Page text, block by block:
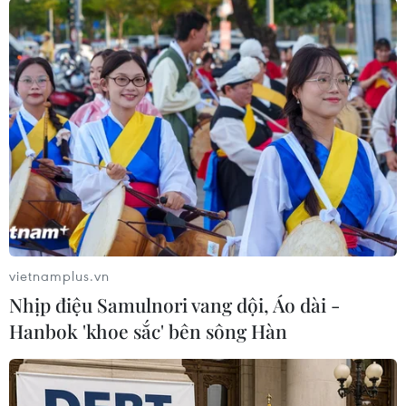
cứu kịp thời, bệnh nhân vẫn rơi vào tình trạng
sốc nhiễm trùng do đến muộn, khả năng cứu
chữa thành công thấp, dự kiến thời gian hồi sức
kéo dài.
Bệnh nhân phù toàn thân, đạm máu giảm liên
tục, sốt cao do tình trạng nhiễm trùng nhiễm
độc nghiêm trọng. Các bác sỹ đã hội chẩn thay
đổi kháng sinh đặc trị phù hợp đồng thời kết
hợp thuốc an thần, giãn cơ, nâng đỡ thể trạng
cho bệnh nhân.
Ngày 16/9, sau 11 ngày được điều trị và chăm
sóc tích cực tại Khoa Gây mê hồi sức, bệnh nhân
hồi phục tốt, hết sốt, tỉnh táo, ngưng thở máy, da
niêm hồng, dấu hiệu sinh tồn ổn định, được
chuyển đến Khoa Ngoại Lồng ngực-Mạch máu
vietnamplus.vn
Nhịp điệu Samulnori vang dội, Áo dài -
Hanbok 'khoe sắc' bên sông Hàn